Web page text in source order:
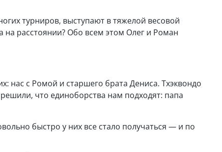
турниров, выступают в тяжелой весовой
на расстоянии? Обо всем этом Олег и Роман
нас с Ромой и старшего брата Дениса. Тхэквондо
что единоборства нам подходят: папа
быстро у них все стало получаться — и по